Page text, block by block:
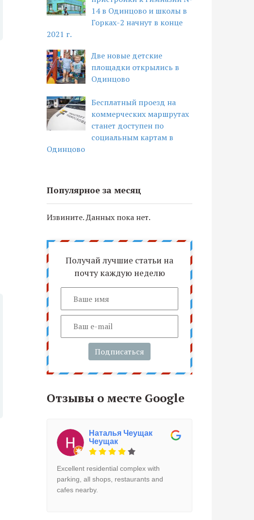
14 в Одинцово и школы в
Горках-2 начнут в конце
2021 г.
Две новые детские
площадки открылись в
Одинцово
Бесплатный проезд на
коммерческих маршрутах
станет доступен по
социальным картам в
Одинцово
Популярное за месяц
Извините. Данных пока нет.
Получай лучшие статьи на
почту каждую неделю
Подписаться
Отзывы о месте Google
Наталья Чеущак
Чеущак
Excellent residential complex with
parking, all shops, restaurants and
cafes nearby.